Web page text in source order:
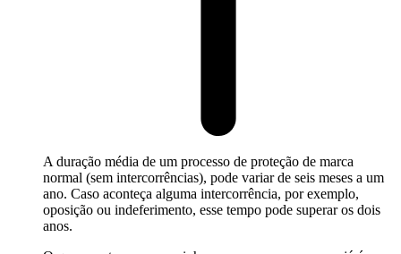
A duração média de um processo de proteção de marca
normal (sem intercorrências), pode variar de seis meses a um
ano. Caso aconteça alguma intercorrência, por exemplo,
oposição ou indeferimento, esse tempo pode superar os dois
anos.